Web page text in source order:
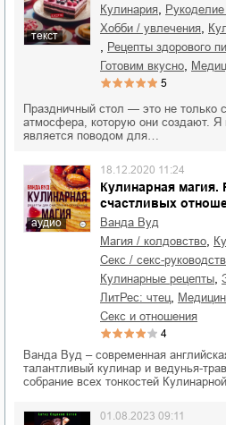
текст
кулинария
хобби / увлечения
рецепты здорового
готовим вкусно
5
Праздничный стол — это не только
атмосфера, которую они создают.
является поводом для…
аудио
Кулинарная магия.
счастливых
18.12.2020 11:24
Ванда Вуд
магия / колдовство
секс / секс-
кулинарные рецепты
ЛитРес: чтец
секс и отношения
4
Ванда Вуд – современная
талантливый кулинар и ведунья-
собрание всех тонкостей
01.08.2023 09:11